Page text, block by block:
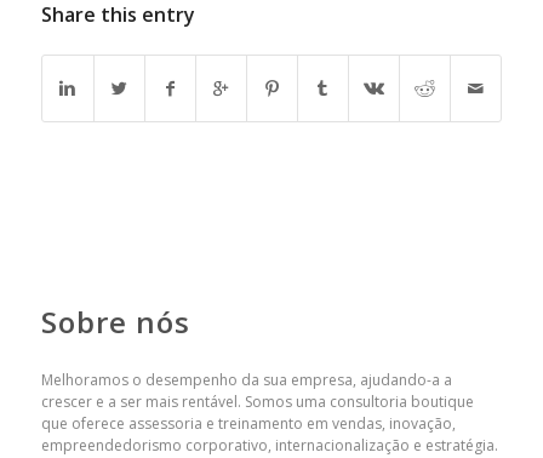
Share this entry
Sobre nós
Melhoramos o desempenho da sua empresa, ajudando-a a
crescer e a ser mais rentável. Somos uma consultoria boutique
que oferece assessoria e treinamento em vendas, inovação,
empreendedorismo corporativo, internacionalização e estratégia.